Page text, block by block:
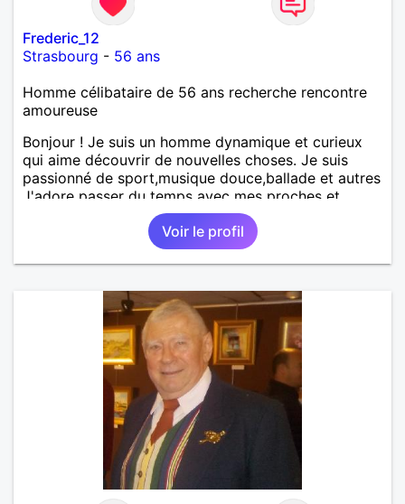
Frederic_12
Strasbourg - 56 ans
Homme célibataire de 56 ans recherche rencontre
amoureuse
Bonjour ! Je suis un homme dynamique et curieux
qui aime découvrir de nouvelles choses. Je suis
passionné de sport,musique douce,ballade et autres
J'adore passer du temps avec mes proches et
partager des moments inoubliables.
Voir le profil